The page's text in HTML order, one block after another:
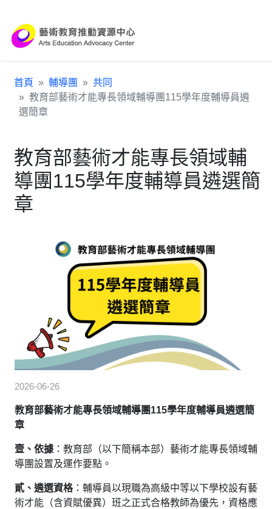
首頁 輔導團
共同
教育部藝術才能專長領域輔導團115學年度輔導員遴
選簡章
教育部藝術才能專長領域輔
導團115學年度輔導員遴選簡
章
2026-06-26
教育部藝術才能專長領域輔導團115學年度輔導員遴選簡
章
壹、依據 ：教育部（以下簡稱本部）藝術才能專長領域輔
導團設置及運作要點。
貳、遴選資格：輔導員以現職為高級中等以下學校設有藝
術才能（含資賦優異）班之正式合格教師為優先，資格應